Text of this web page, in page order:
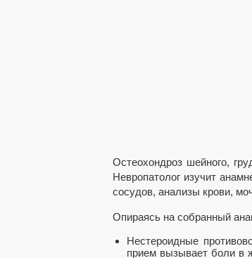
Остеохондроз шейного,
Невропатолог изучит
сосудов, анализы крови,
Опираясь на собранный
Нестероидные
прием вызывает боли в